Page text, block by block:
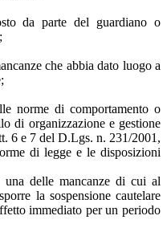
da parte del guardiano o
che abbia dato luogo a
norme di comportamento o
di organizzazione e gestione
6 e 7 del D.Lgs. n. 231/2001,
di legge e le disposizioni
delle mancanze di cui al
la sospensione cautelare
immediato per un periodo